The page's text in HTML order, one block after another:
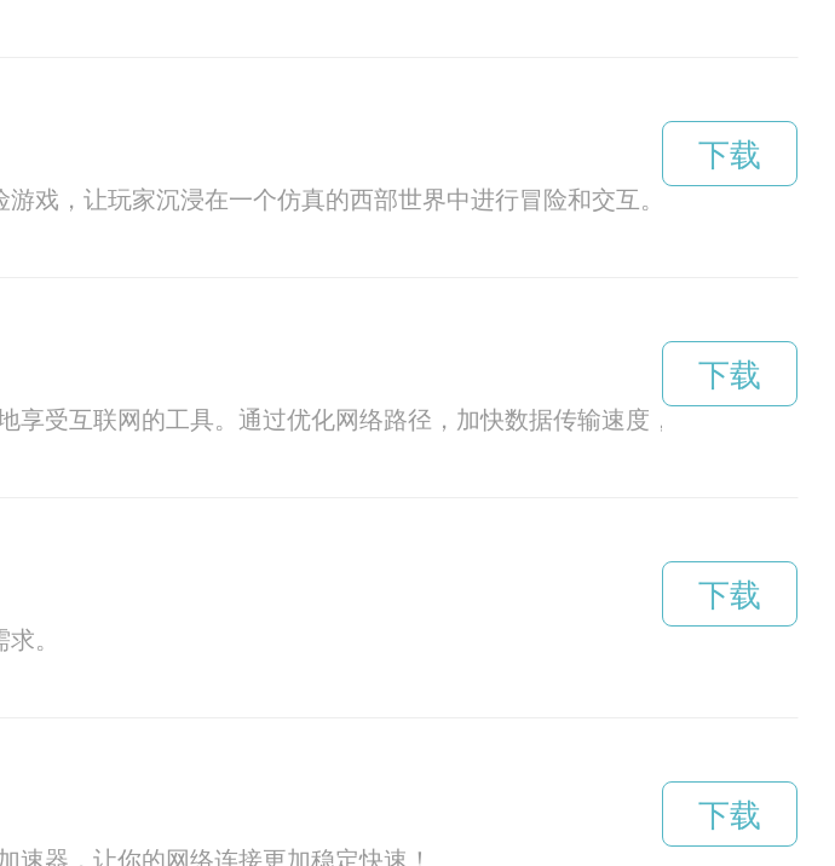
戏，让玩家沉浸在一个仿真的西部世界中进行冒险和交互。本文将探讨该
下载
享受互联网的工具。通过优化网络路径，加快数据传输速度，让用户无需担
下载
。
下载
器，让你的网络连接更加稳定快速！
下载